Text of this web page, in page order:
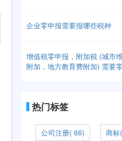
企业零申报需要报哪些税种
增值税零申报，附加税 (城市
附加，地方教育费附加) 需要
热门标签
公司注册( 66) 商标